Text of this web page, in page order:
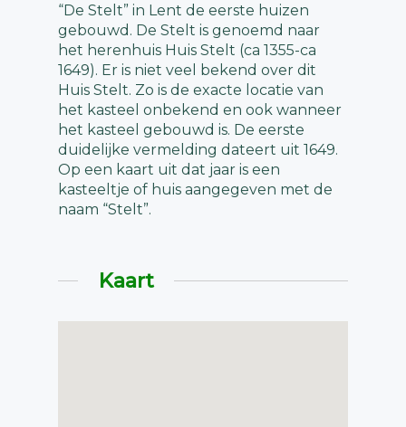
“De Stelt” in Lent de eerste huizen
gebouwd. De Stelt is genoemd naar
het herenhuis Huis Stelt (ca 1355-ca
1649). Er is niet veel bekend over dit
Huis Stelt. Zo is de exacte locatie van
het kasteel onbekend en ook wanneer
het kasteel gebouwd is. De eerste
duidelijke vermelding dateert uit 1649.
Op een kaart uit dat jaar is een
kasteeltje of huis aangegeven met de
naam “Stelt”.
Kaart